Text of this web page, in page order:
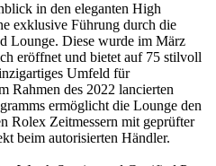
in den eleganten High
exklusive Führung durch die
Lounge. Diese wurde im März
eröffnet und bietet auf 75 stilvoll
Umfeld für
Rahmen des 2022 lancierten
ermöglicht die Lounge den
Rolex Zeitmessern mit geprüfter
beim autorisierten Händler.